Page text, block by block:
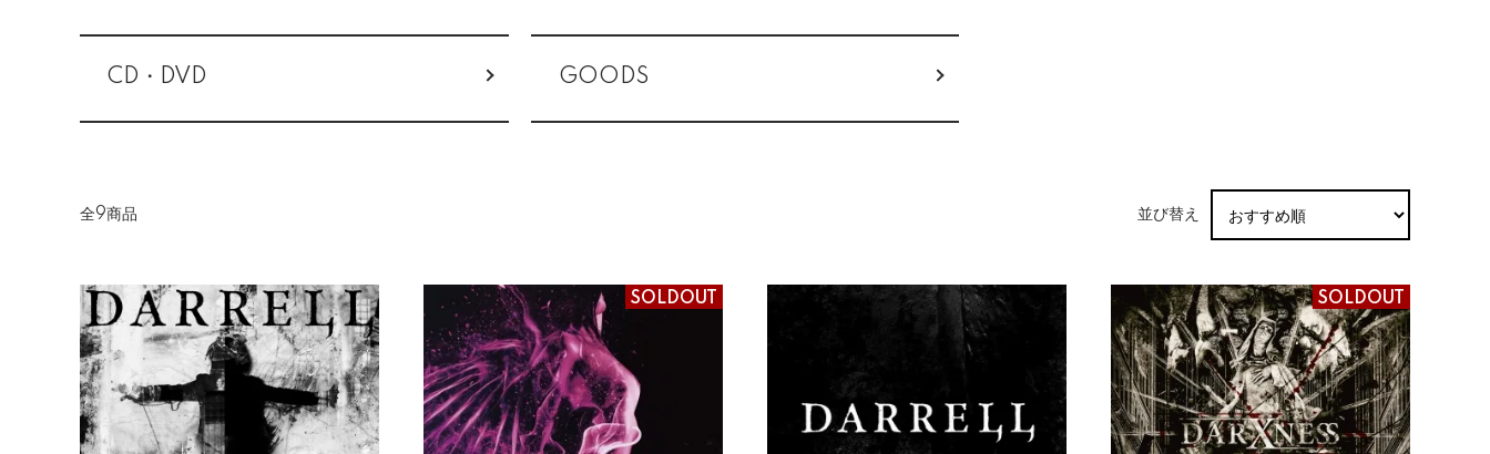
CD・DVD GOODS
全9商品 並び替え
SOLDOUT SOLDOUT